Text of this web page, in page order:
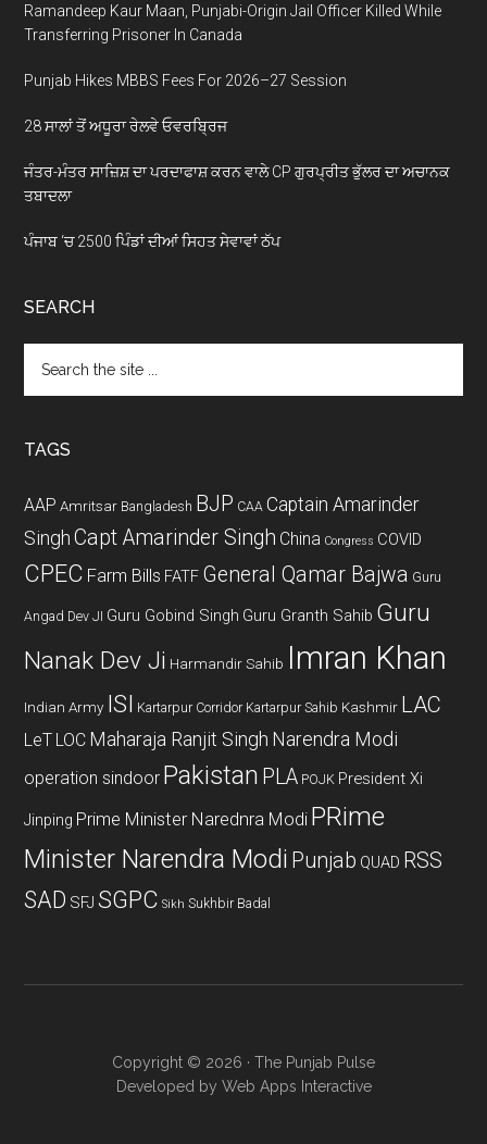
Ramandeep Kaur Maan, Punjabi-Origin Jail Officer Killed While
Transferring Prisoner In Canada
Punjab Hikes MBBS Fees For 2026–27 Session
28 ਸਾਲਾਂ ਤੋਂ ਅਧੂਰਾ ਰੇਲਵੇ ਓਵਰਬ੍ਰਿਜ
ਜੰਤਰ-ਮੰਤਰ ਸਾਜ਼ਿਸ਼ ਦਾ ਪਰਦਾਫਾਸ਼ ਕਰਨ ਵਾਲੇ CP ਗੁਰਪ੍ਰੀਤ ਭੁੱਲਰ ਦਾ ਅਚਾਨਕ
ਤਬਾਦਲਾ
ਪੰਜਾਬ ‘ਚ 2500 ਪਿੰਡਾਂ ਦੀਆਂ ਸਿਹਤ ਸੇਵਾਵਾਂ ਠੱਪ
SEARCH
the
site
TAGS
AAP Amritsar Bangladesh BJP CAA Captain Amarinder
Singh Capt Amarinder Singh China Congress COVID
CPEC Farm Bills FATF General Qamar Bajwa Guru
Angad Dev JI Guru Gobind Singh Guru Granth Sahib Guru
Nanak Dev Ji Harmandir Sahib Imran Khan
Indian Army ISI Kartarpur Corridor Kartarpur Sahib Kashmir LAC
LeT LOC Maharaja Ranjit Singh Narendra Modi
operation sindoor Pakistan PLA POJK President Xi
Jinping Prime Minister Narednra Modi PRime
Minister Narendra Modi Punjab QUAD RSS
SAD SFJ SGPC Sikh Sukhbir Badal
Copyright © 2026 · The Punjab Pulse
Developed by Web Apps Interactive